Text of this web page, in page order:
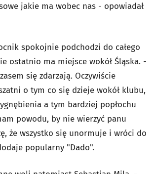
jakie ma wobec nas - opowiadał
spokojnie podchodzi do całego
ostatnio ma miejsce wokół Śląska. -
się zdarzają. Oczywiście
o tym co się dzieje wokół klubu,
a tym bardziej popłochu
powodu, by nie wierzyć panu
że wszystko się unormuje i wróci do
popularny "Dado".